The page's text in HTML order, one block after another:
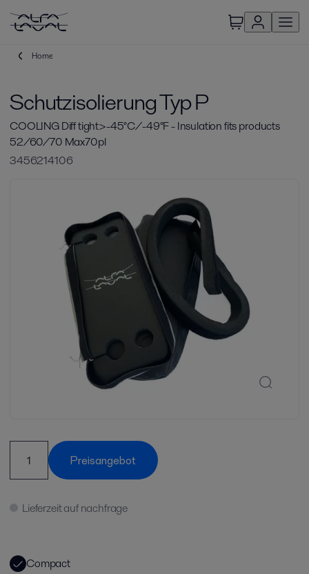
Home
Schutzisolierung Typ P
COOLING Diff tight>-45°C/-49°F - Insulation fits products
52/60/70 Max70pl
3456214106
Preisangebot
Lieferzeit auf nachfrage
Compact